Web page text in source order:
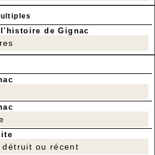
de Gignac
ou récent